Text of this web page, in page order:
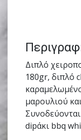
Διπλό
180gr, διπλό
μαρουλιού
dipάκι bbq